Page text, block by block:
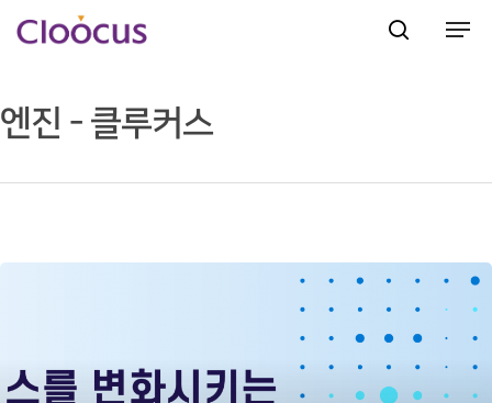
Hit enter to search or ESC to close
엔진 - 클루커스